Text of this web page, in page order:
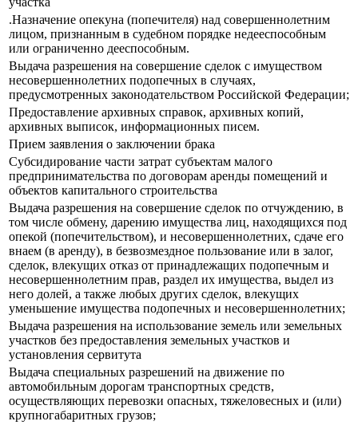
.Назначение опекуна (попечителя) над совершеннолетним
лицом, признанным в судебном порядке недееспособным
или ограниченно дееспособным.
Выдача разрешения на совершение сделок с имуществом
несовершеннолетних подопечных в случаях,
предусмотренных законодательством Российской Федерации;
Предоставление архивных справок, архивных копий,
архивных выписок, информационных писем.
Прием заявления о заключении брака
Субсидирование части затрат субъектам малого
предпринимательства по договорам аренды помещений и
объектов капитального строительства
Выдача разрешения на совершение сделок по отчуждению, в
том числе обмену, дарению имущества лиц, находящихся под
опекой (попечительством), и несовершеннолетних, сдаче его
внаем (в аренду), в безвозмездное пользование или в залог,
сделок, влекущих отказ от принадлежащих подопечным и
несовершеннолетним прав, раздел их имущества, выдел из
него долей, а также любых других сделок, влекущих
уменьшение имущества подопечных и несовершеннолетних;
Выдача разрешения на использование земель или земельных
участков без предоставления земельных участков и
установления сервитута
Выдача специальных разрешений на движение по
автомобильным дорогам транспортных средств,
осуществляющих перевозки опасных, тяжеловесных и (или)
крупногабаритных грузов;